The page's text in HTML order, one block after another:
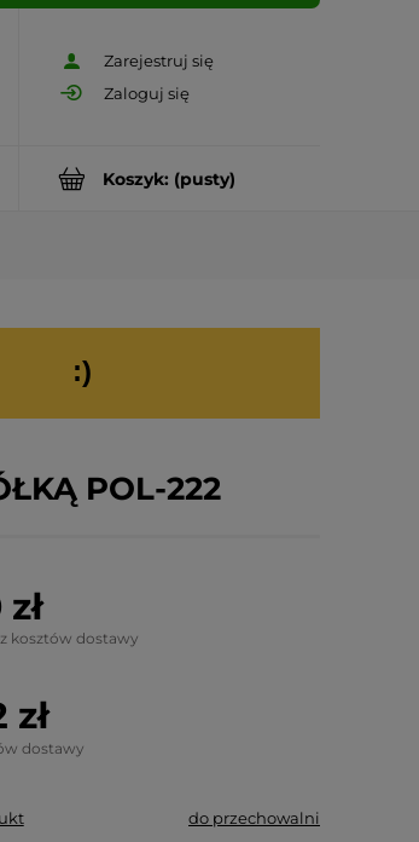
Zarejestruj się
Zaloguj się
Koszyk: (pusty)
:)
POL-222
kosztów dostawy
zł
dostawy
do przechowalni